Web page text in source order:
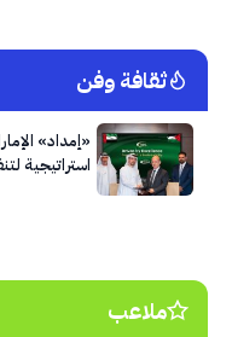
ثقافة وفن
«إمداد»
استراتيجية
ملاعب